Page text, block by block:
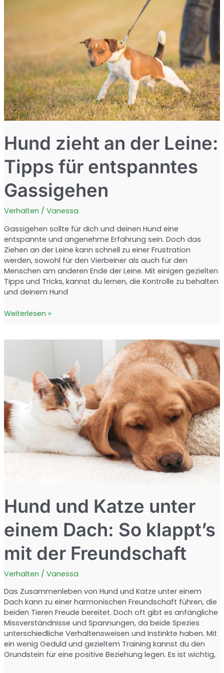
Hund zieht an der Leine:
Tipps für entspanntes
Gassigehen
Verhalten / Vanessa
Gassigehen sollte für dich und deinen Hund eine
entspannte und angenehme Erfahrung sein. Doch das
Ziehen an der Leine kann schnell zu einer Frustration
werden, sowohl für den Vierbeiner als auch für den
Menschen am anderen Ende der Leine. Mit einigen gezielten
Tipps und Tricks, kannst du lernen, die Kontrolle zu behalten
und deinem Hund
Hund
für
entspanntes
Gassigehen
Weiterlesen »
Hund und Katze unter
einem Dach: So klappt’s
mit der Freundschaft
Verhalten / Vanessa
Das Zusammenleben von Hund und Katze unter einem
Dach kann zu einer harmonischen Freundschaft führen, die
beiden Tieren Freude bereitet. Doch oft gibt es anfängliche
Missverständnisse und Spannungen, da beide Spezies
unterschiedliche Verhaltensweisen und Instinkte haben. Mit
ein wenig Geduld und gezieltem Training kannst du den
Grundstein für eine positive Beziehung legen. Es ist wichtig,